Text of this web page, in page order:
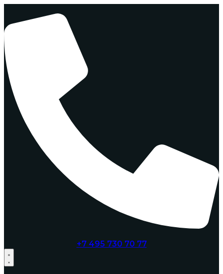
содержимому
+7 495 730 70 77